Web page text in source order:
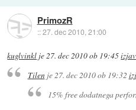
PrimozR
::27. dec 2010, 21:00
kuglvinkl je 27. dec 2010 ob 19:45
Tilenje27. dec 2010 ob 19:32
15% free dodatnega